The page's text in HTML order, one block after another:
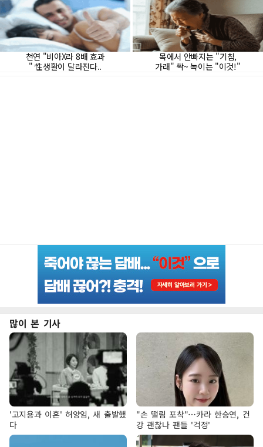
많이 본 기사
'고지용과 이혼' 허양임, 새 출발했
다
"손 떨림 포착"…카라 한승연, 건
강 괜찮나 팬들 '걱정'